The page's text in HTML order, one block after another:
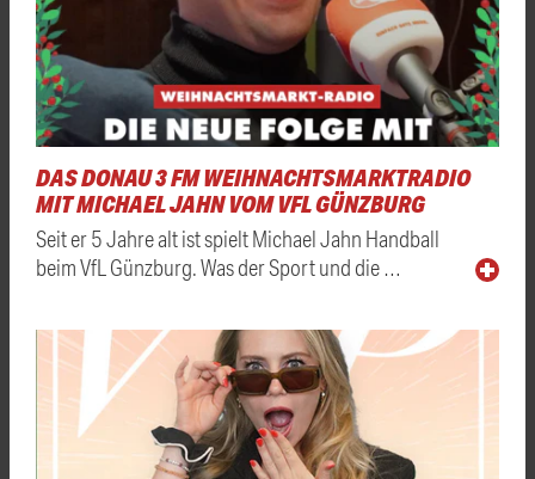
DAS DONAU 3 FM WEIHNACHTSMARKTRADIO
MIT MICHAEL JAHN VOM VFL GÜNZBURG
Seit er 5 Jahre alt ist spielt Michael Jahn Handball
beim VfL Günzburg. Was der Sport und die …